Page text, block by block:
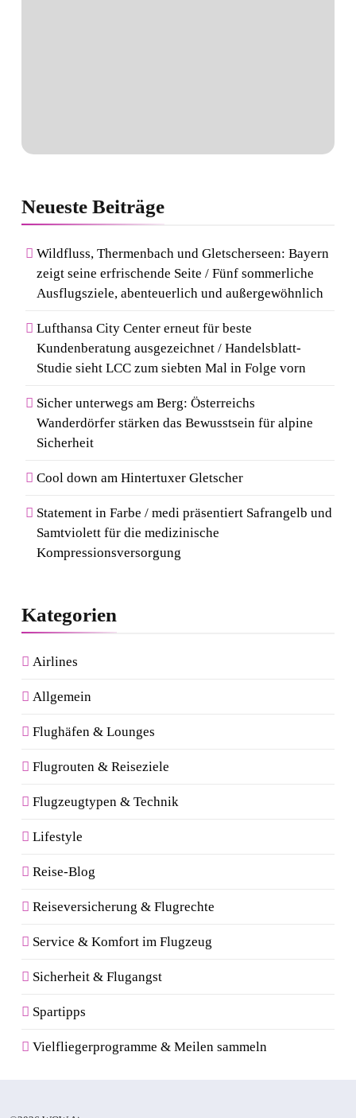
Neueste Beiträge
Wildfluss, Thermenbach und Gletscherseen: Bayern
zeigt seine erfrischende Seite / Fünf sommerliche
Ausflugsziele, abenteuerlich und außergewöhnlich
Lufthansa City Center erneut für beste
Kundenberatung ausgezeichnet / Handelsblatt-
Studie sieht LCC zum siebten Mal in Folge vorn
Sicher unterwegs am Berg: Österreichs
Wanderdörfer stärken das Bewusstsein für alpine
Sicherheit
Cool down am Hintertuxer Gletscher
Statement in Farbe / medi präsentiert Safrangelb und
Samtviolett für die medizinische
Kompressionsversorgung
Kategorien
Airlines
Allgemein
Flughäfen & Lounges
Flugrouten & Reiseziele
Flugzeugtypen & Technik
Lifestyle
Reise-Blog
Reiseversicherung & Flugrechte
Service & Komfort im Flugzeug
Sicherheit & Flugangst
Spartipps
Vielfliegerprogramme & Meilen sammeln